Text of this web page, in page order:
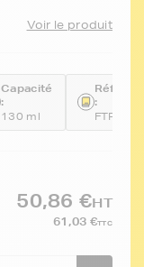
Voir le produit
Capacité
:
130 ml
:
50,86 €HT
61,03 €TTC